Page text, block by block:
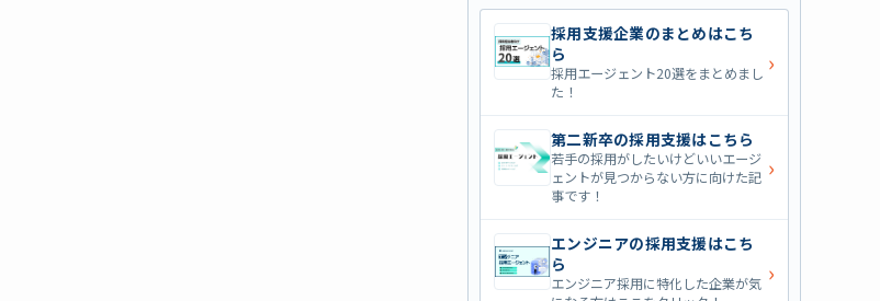
採用支援企業のまとめはこち
ら
採用エージェント20選をまとめまし
た！
›
第二新卒の採用支援はこちら
若手の採用がしたいけどいいエージ
ェントが見つからない方に向けた記
事です！
›
エンジニアの採用支援はこち
ら
エンジニア採用に特化した企業が気 ›